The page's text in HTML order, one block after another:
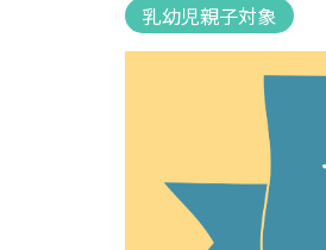
乳幼児親子対象